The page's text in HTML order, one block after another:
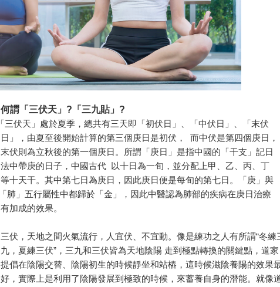
何謂「三伏天」?「三九貼」?
「三伏天」處於夏季，總共有三天即「初伏日」、「中伏日」、「末伏
日」，由夏至後開始計算的第三個庚日是初伏， 而中伏是第四個庚日，
末伏則為立秋後的第一個庚日。所謂「庚日」是指中國的「干支」記日
法中帶庚的日子，中國古代 以十日為一旬，並分配上甲、乙、丙、丁
等十天干。其中第七日為庚日，因此庚日便是每旬的第七日。「庚」與
「肺」五行屬性中都歸於「金」，因此中醫認為肺部的疾病在庚日治療
有加成的效果。
三伏，天地之間火氣流行，人宜伏、不宜動。像是練功之人有所謂“冬練
九，夏練三伏”，三九和三伏皆為天地陰陽 走到極點轉換的關鍵點，道家
提倡在陰陽交替、陰陽初生的時候靜坐和站樁，這時候滋陰養陽的效果
好，實際上是利用了陰陽發展到極致的時候，來蓄養自身的潛能。就像